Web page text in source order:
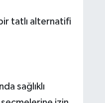
tatlı alternatifi
sağlıklı